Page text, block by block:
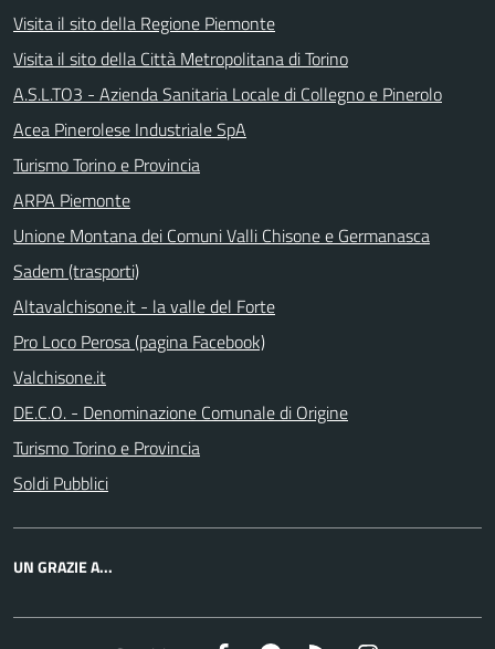
Visita il sito della Regione Piemonte
Visita il sito della Città Metropolitana di Torino
A.S.L.TO3 - Azienda Sanitaria Locale di Collegno e Pinerolo
Acea Pinerolese Industriale SpA
Turismo Torino e Provincia
ARPA Piemonte
Unione Montana dei Comuni Valli Chisone e Germanasca
Sadem (trasporti)
Altavalchisone.it - la valle del Forte
Pro Loco Perosa (pagina Facebook)
Valchisone.it
DE.C.O. - Denominazione Comunale di Origine
Turismo Torino e Provincia
Soldi Pubblici
UN GRAZIE A...